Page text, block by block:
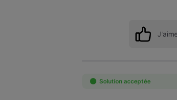
Solution acceptée